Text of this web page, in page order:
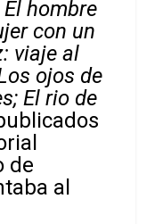
El hombre
con un
viaje al
ojos de
El rio de
de
al